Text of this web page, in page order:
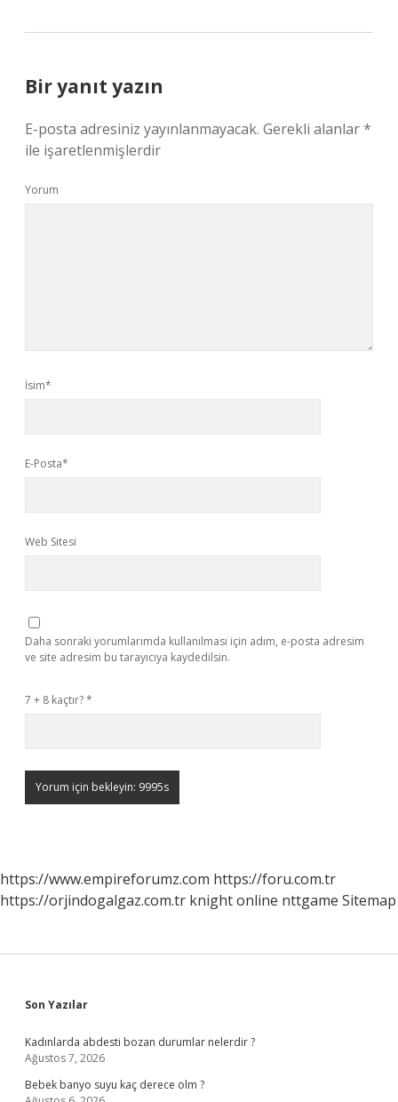
Bir yanıt yazın
E-posta adresiniz yayınlanmayacak. Gerekli alanlar*
ile işaretlenmişlerdir
Yorum
İsim*
E-Posta*
Web Sitesi
Daha sonraki yorumlarımda kullanılması için adım, e-posta adresim
ve site adresim bu tarayıcıya kaydedilsin.
7 + 8 kaçtır?*
https://www.empireforumz.com https://foru.com.tr
https://orjindogalgaz.com.tr knight online nttgame Sitemap
Sidebar
Son Yazılar
Kadınlarda abdesti bozan durumlar nelerdir ?
Ağustos 7, 2026
Bebek banyo suyu kaç derece olm ?